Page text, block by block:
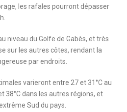
les rafales pourront dépasser
niveau du Golfe de Gabès, et très
sur les autres côtes, rendant la
par endroits.
varieront entre 27 et 31°C au
38°C dans les autres régions, et
Sud du pays.